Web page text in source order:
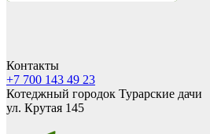
Контакты
+7 700 143 49 23
Котеджный городок Турарские дачи
ул. Крутая 145